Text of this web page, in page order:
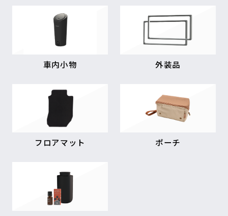
車内小物 外装品
フロアマット ポーチ